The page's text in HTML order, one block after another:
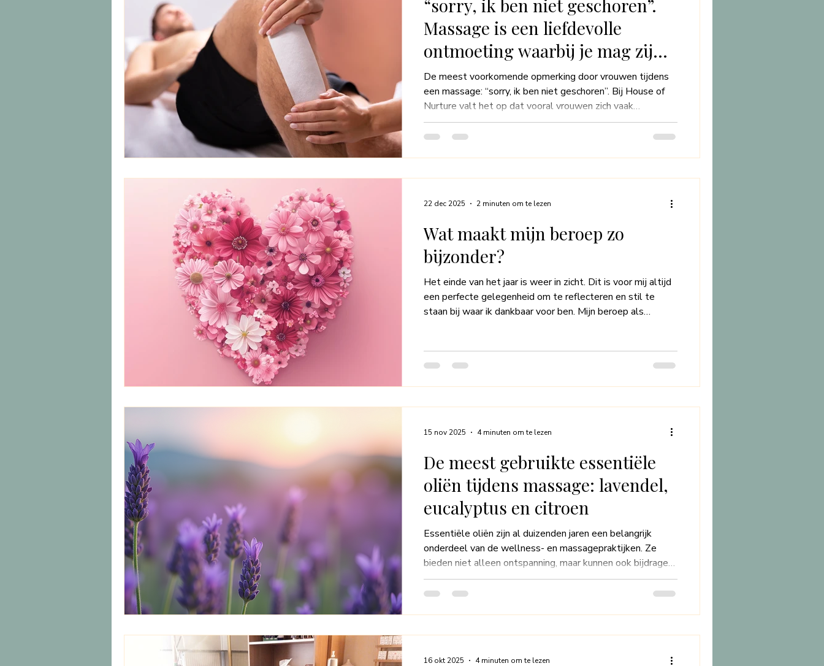
“sorry, ik ben niet geschoren”.
Massage is een liefdevolle
ontmoeting waarbij je mag zijn
wie je bent.
De meest voorkomende opmerking door vrouwen tijdens
een massage: “sorry, ik ben niet geschoren”. Bij House of
Nurture valt het op dat vooral vrouwen zich vaak
verontschuldigen tijdens een massage met de woorden:
“Sorry, ik ben niet geschoren.” Het lijkt bijna alsof er een
verschil laat zien hoe diep het idee zit dat scheren voor
Wat maakt mijn beroep zo
bijzonder?
Het einde van het jaar is weer in zicht. Dit is voor mij altijd
een perfecte gelegenheid om te reflecteren en stil te
staan bij waar ik dankbaar voor ben. Mijn beroep als
je open en vertrouw je je lichaam toe aan mijn handen. Je
lichaam, waar je maar één van hebt, is het instrument
waarmee je je beweegt in deze wereld, werkt, liefhebt,
22 dec 2025 2 minuten om te lezen
De meest gebruikte essentiële
oliën tijdens massage: lavendel,
eucalyptus en citroen
Essentiële oliën zijn al duizenden jaren een belangrijk
onderdeel van de wellness- en massagepraktijken. Ze
bieden niet alleen ontspanning, maar kunnen ook bijdragen
aan de algehele gezondheid en het welzijn. In deze
blogpost onderzoeken we de populairste essentiële oliën
het meest naar vragen, welke werking deze oliën hebben,
15 nov 2025 4 minuten om te lezen
16 okt 2025 4 minuten om te lezen